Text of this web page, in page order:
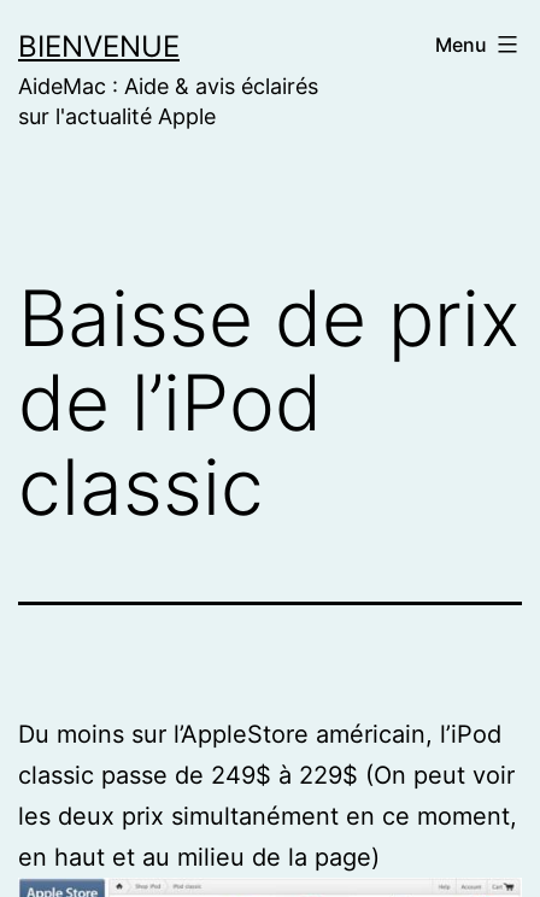
to
content
BIENVENUE
AideMac : Aide & avis éclairés
sur l'actualité Apple
Menu
Baisse de prix
de l’iPod
classic
Du moins sur l’AppleStore américain, l’iPod
classic passe de 249$ à 229$ (On peut voir
les deux prix simultanément en ce moment,
en haut et au milieu de la page)